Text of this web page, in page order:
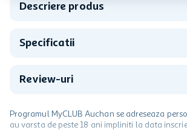
Descriere produs
Specificatii
Review-uri
Programul MyCLUB Auchan se adreseaza
au varsta de peste 18 ani impliniti la data